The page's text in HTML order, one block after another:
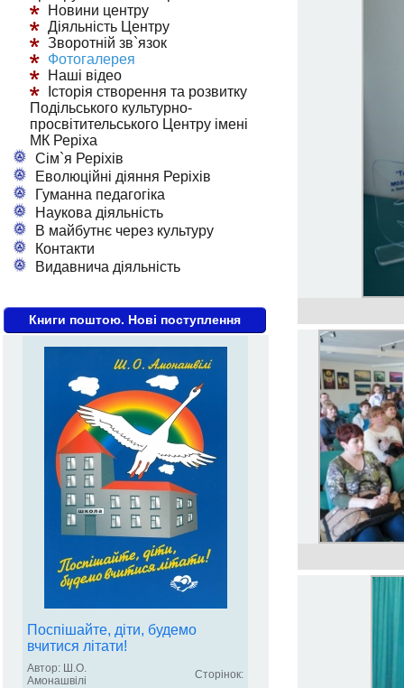
Новини центру
Діяльність Центру
Зворотній зв`язок
Фотогалерея
Наші відео
Історія створення та розвитку
Подільського культурно-
просвітительського Центру імені
МК Реріха
Сім`я Реріхів
Еволюційні діяння Реріхів
Гуманна педагогіка
Наукова діяльність
В майбутнє через культуру
Контакти
Видавнича діяльність
Книги поштою. Нові поступлення
Поспішайте, діти, будемо
вчитися літати!
Автор: Ш.О.
Амонашвілі
Сторінок: